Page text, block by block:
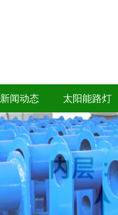
新闻动态 太阳能路灯